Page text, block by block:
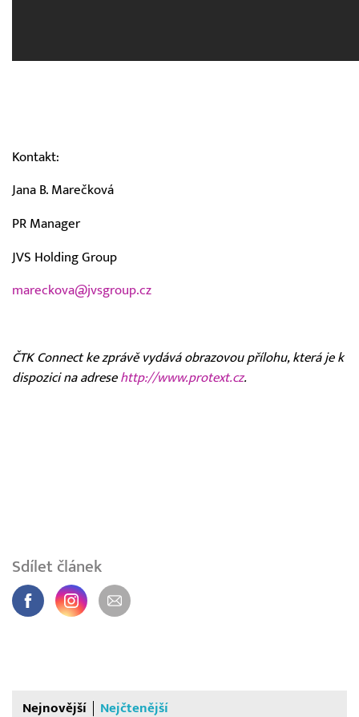
Kontakt:
Jana B. Marečková
PR Manager
JVS Holding Group
mareckova@jvsgroup.cz
ČTK Connect ke zprávě vydává obrazovou přílohu, která je k
dispozici na adrese http://www.protext.cz.
Sdílet článek
Nejnovější Nejčtenější